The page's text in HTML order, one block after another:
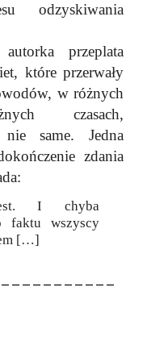
odzyskiwania
przeplata
które przerwały
w różnych
czasach,
same. Jedna
zdania
I chyba
faktu wszyscy
[…]